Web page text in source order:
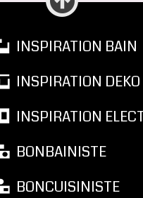
INSPIRATION BAIN
INSPIRATION DEKO
INSPIRATION
BONBAINISTE
BONCUISINISTE